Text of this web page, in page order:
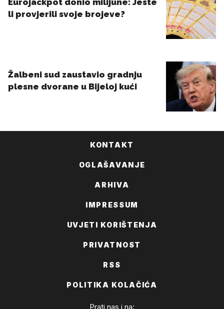
KONTAKT
OGLAŠAVANJE
ARHIVA
IMPRESSUM
UVJETI KORIŠTENJA
PRIVATNOST
RSS
POLITIKA KOLAČIĆA
Prati nas i na: